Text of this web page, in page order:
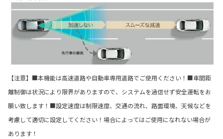
【注意】■本機能は高速道路や自動車専用道路でご使用ください！■車間距
離制御は状況により限界がありますので、システムを過信せず安全運転をお
願い致します！■設定速度は制限速度、交通の流れ、路面環境、天候などを
考慮して適切に設定してください！場合によってはご使用になれない場合が
あります！